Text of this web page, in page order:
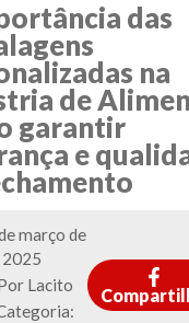
das
na
de
garantir
e
março de
2025
Lacito